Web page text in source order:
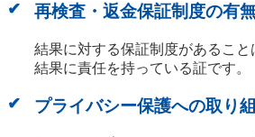
再検査・返金保証制度の有
結果に対する保証制度があるこ
結果に責任を持っている証です。
プライバシー保護への取り